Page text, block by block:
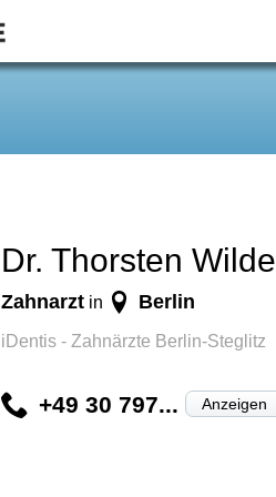
Dr. Thorsten Wilde
Zahnarzt in Berlin
iDentis - Zahnärzte Berlin-Steglitz
+49 30 797... Anzeigen